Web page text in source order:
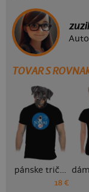
TOVAR S
pánske tričko
18 €